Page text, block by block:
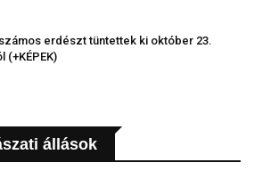
erdészt tüntettek ki október 23.
(+KÉPEK)
állások